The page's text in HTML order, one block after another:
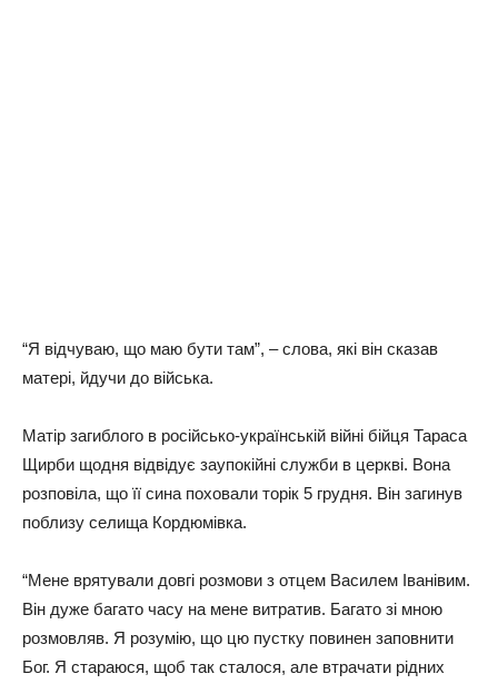
“Я відчуваю, що маю бути там”, – слова, які він сказав
матері, йдучи до війська.
Матір загиблого в російсько-українській війні бійця Тараса
Щирби щодня відвідує заупокійні служби в церкві. Вона
розповіла, що її сина поховали торік 5 грудня. Він загинув
поблизу селища Кордюмівка.
“Мене врятували довгі розмови з отцем Василем Іванівим.
Він дуже багато часу на мене витратив. Багато зі мною
розмовляв. Я розумію, що цю пустку повинен заповнити
Бог. Я стараюся, щоб так сталося, але втрачати рідних